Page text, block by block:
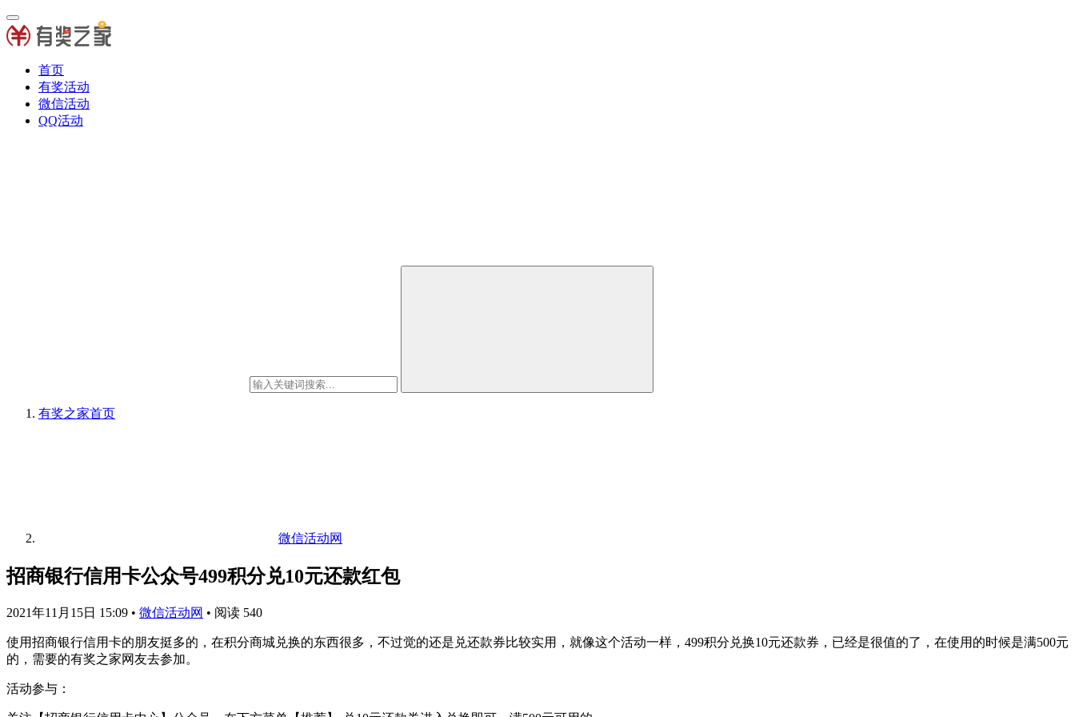
首页
有奖活动
微信活动
QQ活动
有奖之家首页
微信活动网
招商银行信用卡公众号499积分兑10元还款红包
2021年11月15日 15:09 • 微信活动网 • 阅读 540
使用招商银行信用卡的朋友挺多的，在积分商城兑换的东西很多，不过觉的还是兑还款券比较实用，就像这个活动一样，499积分兑换10元还款券，已经是很值的了，在使用的时候是满500元
的，需要的有奖之家网友去参加。
活动参与：